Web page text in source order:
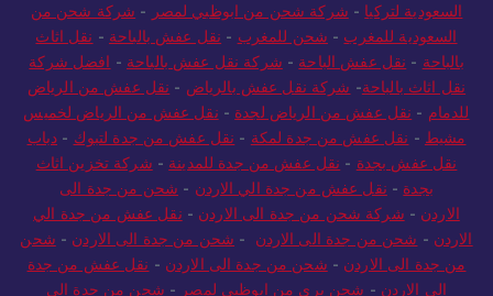
السعودية لتركيا - شركة شحن من ابوظبي لمصر - شركة شحن من
السعودية للمغرب - شحن للمغرب - نقل عفش بالباحة - نقل اثاث
بالباحة - نقل عفش الباحة - شركة نقل عفش بالباحة - افضل شركة
نقل اثاث بالباحة- شركة نقل عفش بالرياض - نقل عفش من الرياض
للدمام - نقل عفش من الرياض لجدة - نقل عفش من الرياض لخميس
مشيط - نقل عفش من جدة لمكة - نقل عفش من جدة لتبوك - دباب
نقل عفش بجدة - نقل عفش من جدة للمدينة - شركة تخزين اثاث
بجدة - نقل عفش من جدة الي الاردن - شحن من جدة الى
الاردن - شركة شحن من جدة الى الاردن - نقل عفش من جدة الي
الاردن - شحن من جدة الى الاردن - شحن من جدة الى الاردن - شحن
من جدة الى الاردن - شحن من جدة الى الاردن - نقل عفش من جدة
الي الاردن - شحن بري من ابوظبي لمصر - شحن من جدة الى